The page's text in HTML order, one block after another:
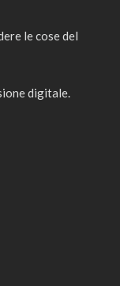
le cose del
digitale.